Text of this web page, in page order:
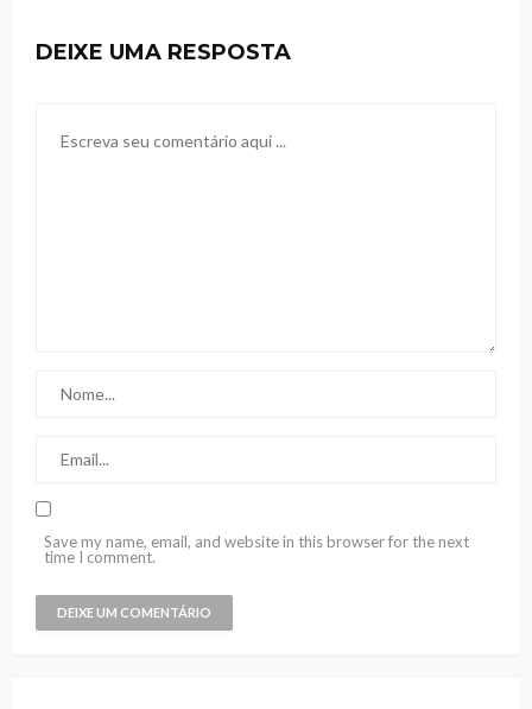
DEIXE UMA RESPOSTA
Save my name, email, and website in this browser for the next
time I comment.